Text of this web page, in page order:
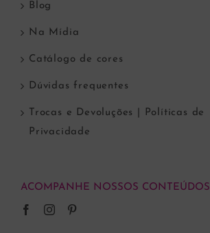
Blog
Na Mídia
Catálogo de cores
Dúvidas frequentes
Trocas e Devoluções | Políticas de
Privacidade
ACOMPANHE NOSSOS CONTEÚDOS